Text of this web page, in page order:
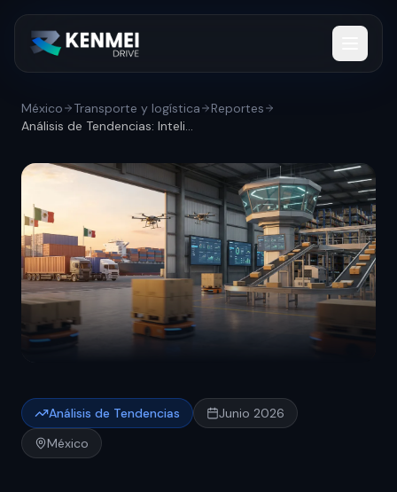
México Transporte y logística
Reportes
Análisis de Tendencias: Inteligencia art...
Análisis de Tendencias
Junio 2026
México